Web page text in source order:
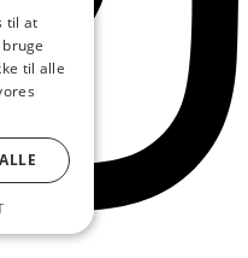
til at
til alle